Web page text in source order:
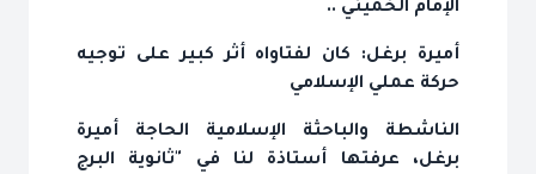
الإمام الخميني ..
أميرة برغل: كان لفتاواه أثر كبير على توجيه
حركة عملي الإسلامي
الناشطة والباحثة الإسلامية الحاجة أميرة
برغل، عرفتها أستاذة لنا في "ثانوية البرج